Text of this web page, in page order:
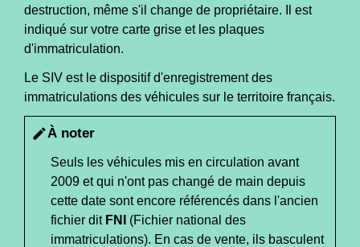
destruction, même s'il change de propriétaire. Il est
indiqué sur votre carte grise et les plaques
d'immatriculation.
Le SIV est le dispositif d'enregistrement des
immatriculations des véhicules sur le territoire français.
editÀ noter
Seuls les véhicules mis en circulation avant
2009 et qui n'ont pas changé de main depuis
cette date sont encore référencés dans l'ancien
fichier dit FNI
(Fichier national des
immatriculations). En cas de vente, ils basculent